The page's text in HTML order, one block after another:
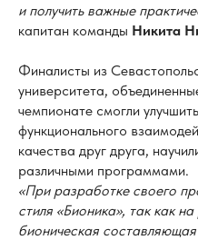
и получить важные
капитан команды Никита
Финалисты из
университета,
чемпионате смогли
функционального
качества друг друга,
различными программами.
«При разработке своего
стиля «Бионика», так как
бионическая